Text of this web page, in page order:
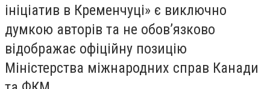
ініціатив в Кременчуці» є виключно
думкою авторів та не обов’язково
відображає офіційну позицію
Міністерства міжнародних справ Канади